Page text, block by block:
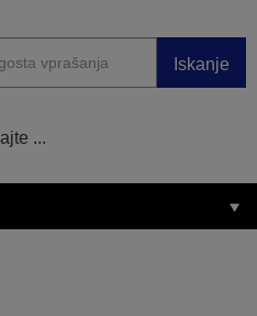
Iskanje
...